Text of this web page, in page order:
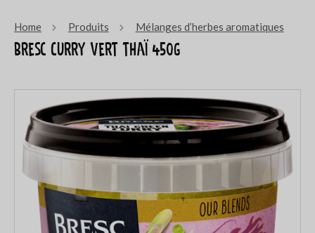
Home Produits Mélanges d’herbes aromatiques
Bresc Curry vert thaï 450g